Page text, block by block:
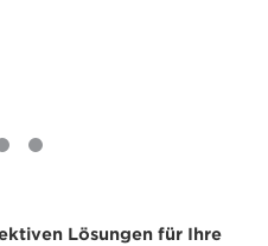
Lösungen für Ihre